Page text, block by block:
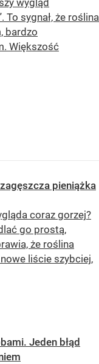
To sygnał, że roślina
bardzo
Większość
pieniążka
coraz gorzej?
go prostą,
że roślina
liście szybciej,
Jeden błąd